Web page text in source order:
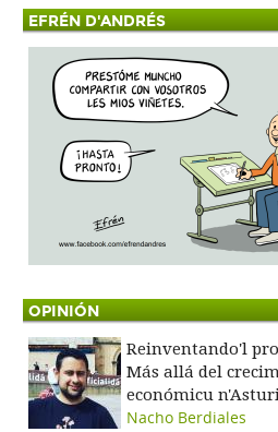
EFRÉN D'ANDRÉS
OPINIÓN
Reinventando'l
Más allá del
económicu
Nacho Berdiales